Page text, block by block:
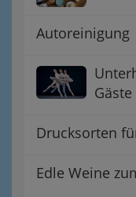
Autoreinigung
Gäste
Drucksorten
Edle Weine